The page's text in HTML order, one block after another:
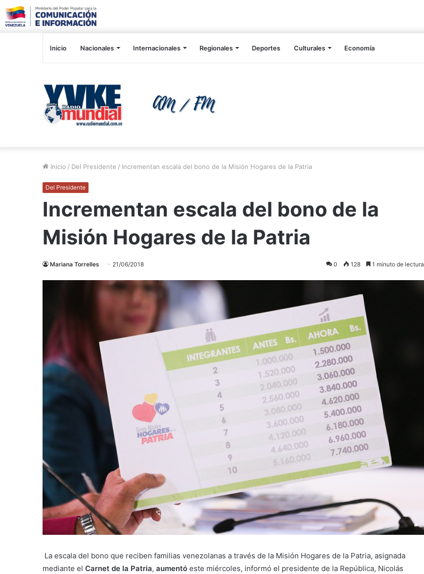
Inicio Nacionales Internacionales Regionales Deportes Culturales Economía
Inicio / Del Presidente / Incrementan escala del bono de la Misión Hogares de la Patria
Del Presidente
Incrementan escala del bono de la
Misión Hogares de la Patria
Mariana Torrelles 21/06/2018 0 128 1 minuto de lectura
La escala del bono que reciben familias venezolanas a través de la Misión Hogares de la Patria, asignada
mediante el Carnet de la Patria, aumentó este miércoles, informó el presidente de la República, Nicolás